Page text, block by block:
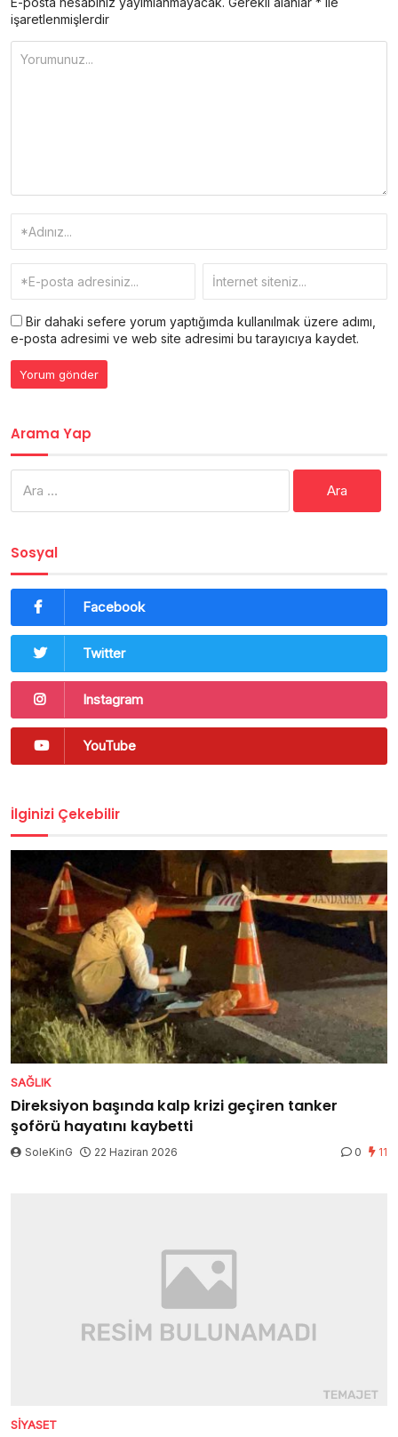
işaretlenmişlerdir
Bir dahaki sefere yorum yaptığımda kullanılmak üzere adımı,
e-posta adresimi ve web site adresimi bu tarayıcıya kaydet.
Arama Yap
Sosyal
Facebook
Twitter
Instagram
YouTube
İlginizi Çekebilir
SAĞLIK
Direksiyon başında kalp krizi geçiren tanker
şoförü hayatını kaybetti
SoleKinG 22 Haziran 2026 0 11
SIYASET